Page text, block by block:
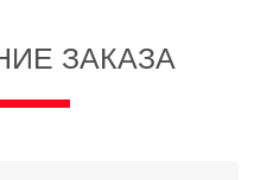
ЗАКАЗА